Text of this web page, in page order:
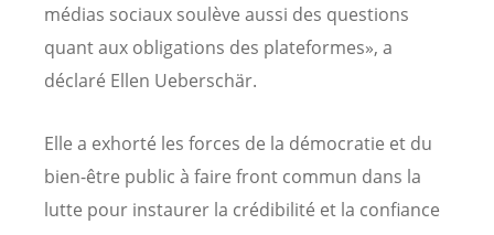
médias sociaux soulève aussi des questions
quant aux obligations des plateformes», a
déclaré Ellen Ueberschär.
Elle a exhorté les forces de la démocratie et du
bien-être public à faire front commun dans la
lutte pour instaurer la crédibilité et la confiance